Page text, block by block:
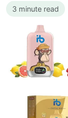
3 minute read